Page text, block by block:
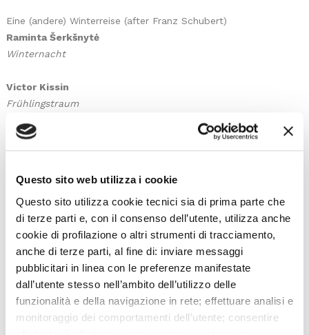
Questo sito web utilizza i cookie
Questo sito utilizza cookie tecnici sia di prima parte che
di terze parti e, con il consenso dell’utente, utilizza anche
cookie di profilazione o altri strumenti di tracciamento,
anche di terze parti, al fine di: inviare messaggi
pubblicitari in linea con le preferenze manifestate
dall’utente stesso nell’ambito dell’utilizzo delle
funzionalità e della navigazione in rete; effettuare analisi e
monitoraggio dei comportamenti dell’utente; consentire
Eine (andere) Winterreise (after Franz Schubert)
Raminta Šerkšnytė
Winternacht
Victor Kissin
Frühlingstraum
Georgijs Osokins
Auf dem Flusse
Astor Piazzolla
Las Cuatro Estaciones Porteñas
arr. for violin and strings by L. Desyatnikov
Gidon Kremer (violin)